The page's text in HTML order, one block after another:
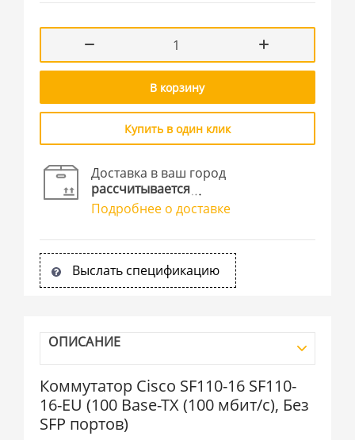
В корзину
Купить в один клик
Доставка в ваш город
рассчитывается
Подробнее о доставке
Выслать спецификацию
ОПИСАНИЕ
Коммутатор Cisco SF110-16 SF110-
16-EU (100 Base-TX (100 мбит/с), Без
SFP портов)